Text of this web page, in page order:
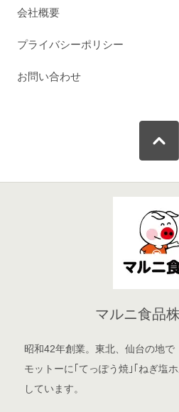
会社概要
プライバシーポリシー
お問い合わせ
マルニ食品
昭和42年創業。東北、仙台の地で
モットーに｢てっぽう焼｣｢ねぎ塩
しています。